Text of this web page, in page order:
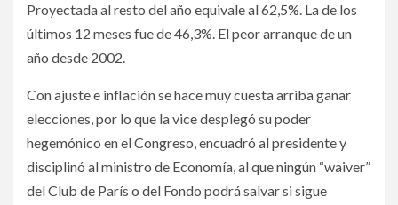
Proyectada al resto del año equivale al 62,5%. La de los
últimos 12 meses fue de 46,3%. El peor arranque de un
año desde 2002.
Con ajuste e inflación se hace muy cuesta arriba ganar
elecciones, por lo que la vice desplegó su poder
hegemónico en el Congreso, encuadró al presidente y
disciplinó al ministro de Economía, al que ningún “waiver”
del Club de París o del Fondo podrá salvar si sigue